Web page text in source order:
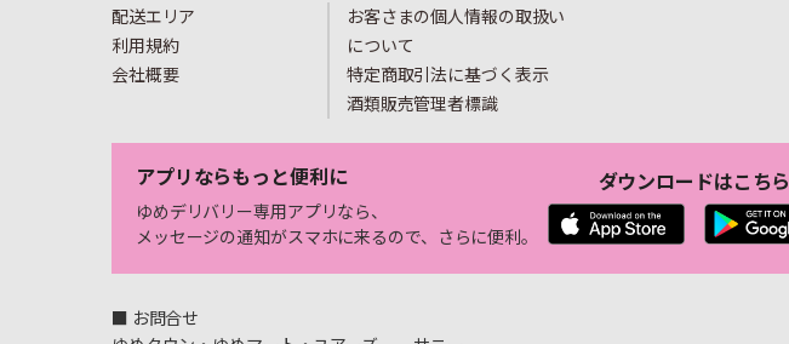
配送エリア
利用規約
会社概要
お客さまの個人情報の取扱い
について
特定商取引法に基づく表示
酒類販売管理者標識
アプリならもっと便利に
ゆめデリバリー専用アプリなら、
メッセージの通知がスマホに来るので、さらに便利。
ダウンロードはこちら
■ お問合せ